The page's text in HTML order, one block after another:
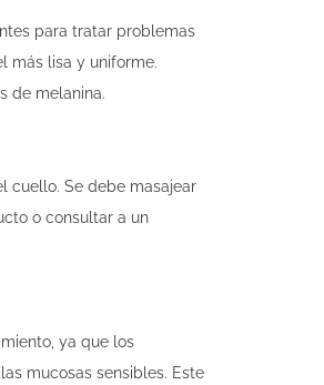
para tratar problemas
más lisa y uniforme.
de melanina.
cuello. Se debe masajear
o consultar a un
ya que los
mucosas sensibles. Este